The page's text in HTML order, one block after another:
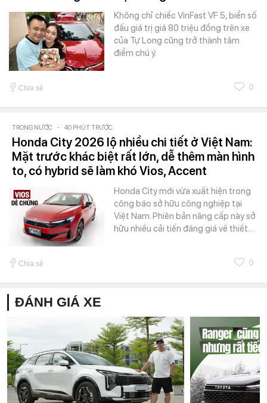
Không chỉ chiếc VinFast VF 5, biển số
đấu giá trị giá 80 triệu đồng trên xe
của Tự Long cũng trở thành tâm
điểm chú ý.
Chia sẻ 0
TRONG NƯỚC - 40 PHÚT TRƯỚC
Honda City 2026 lộ nhiều chi tiết ở Việt Nam:
Mặt trước khác biệt rất lớn, dễ thêm màn hình
to, có hybrid sẽ làm khó Vios, Accent
Honda City mới vừa xuất hiện trong
công báo sở hữu công nghiệp tại
Việt Nam. Phiên bản nâng cấp này sở
hữu nhiều cải tiến đáng giá về thiết…
Chia sẻ 0
ĐÁNH GIÁ XE